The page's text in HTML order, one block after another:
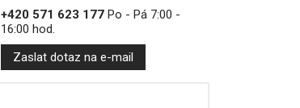
+420 571 623 177Po - Pá 7:00 -
16:00 hod.
Zaslat dotaz na e-mail